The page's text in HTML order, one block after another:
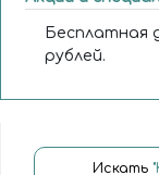
Бесплатная
рублей.
Искать